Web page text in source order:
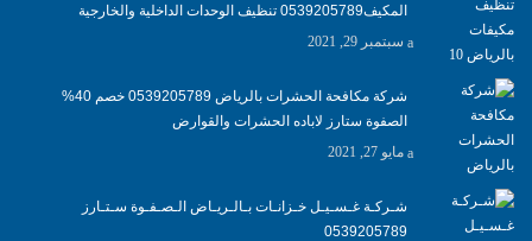
المكيف0539205789 تنظيف الوحدات الداخلية والخارجية
سبتمبر 29, 2021
شركة مكافحة الحشرات بالرياض 0539205789 خصم 40%
الصفوة ستارز لاباده الحشرات والقوارض
مايو 27, 2021
شـركـة غـسـيـل خـزانـات بـالـريـاض الـصـفـوة سـتـارز
0539205789